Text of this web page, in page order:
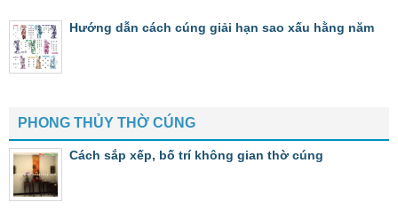
Hướng dẫn cách cúng giải hạn sao xấu hằng năm
PHONG THỦY THỜ CÚNG
Cách sắp xếp, bố trí không gian thờ cúng